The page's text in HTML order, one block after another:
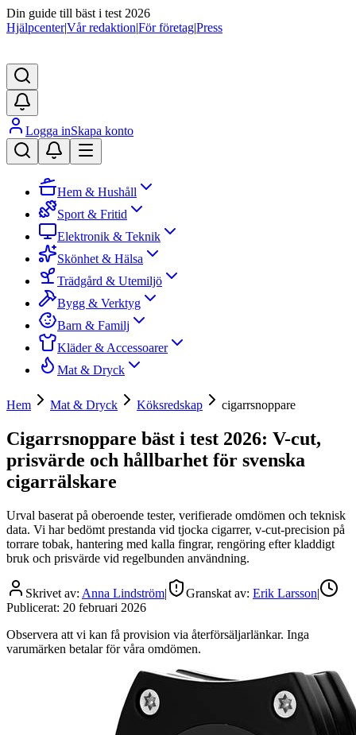
Din guide till bäst i test 2026
Hjälpcenter|Vår redaktion|För företag|Press
Logga inSkapa konto
Hem & Hushåll
Sport & Fritid
Elektronik & Teknik
Skönhet & Hälsa
Trädgård & Utemiljö
Bygg & Verktyg
Barn & Familj
Kläder & Accessoarer
Mat & Dryck
Hem Mat & Dryck Köksredskap cigarrsnoppare
Cigarrsnoppare bäst i test 2026: V-cut,
prisvärde och hållbarhet för svenska
cigarrälskare
Urval baserat på oberoende tester, verifierade omdömen och teknisk
data. Vi har bedömt prestanda vid tjocka cigarrer, v-cut-precision på
torrare tobak, hantering med kalla fingrar, rengöring efter kladdigt
bruk och prisvärde vid regelbunden användning.
Skrivet av: Anna Lindström| Granskat av: Erik Larsson|
Publicerat: 20 februari 2026
Observera att vi kan få provision via återförsäljarlänkar. Inga
varumärken betalar för våra omdömen.